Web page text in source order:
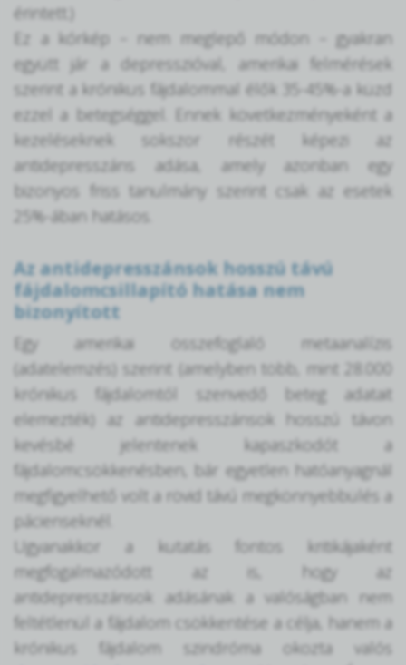
érintett.)
Ez a kórkép – nem meglepő módon – gyakran
együtt jár a depresszióval, amerikai felmérések
szerint a krónikus fájdalommal élők 35-45%-a küzd
ezzel a betegséggel. Ennek következményeként a
kezeléseknek sokszor részét képezi az
antidepresszáns adása, amely azonban egy
bizonyos friss tanulmány szerint csak az esetek
25%-ában hatásos.
Az antidepresszánsok hosszú távú
fájdalomcsillapító hatása nem
bizonyított
Egy amerikai összefoglaló metaanalízis
(adatelemzés) szerint (amelyben több, mint 28.000
krónikus fájdalomtól szenvedő beteg adatait
elemezték) az antidepresszánsok hosszú távon
kevésbé jelentenek kapaszkodót a
fájdalomcsökkenésben, bár egyetlen hatóanyagnál
megfigyelhető volt a rövid távú megkönnyebbülés a
pácienseknél.
Ugyanakkor a kutatás fontos kritikájaként
megfogalmazódott az is, hogy az
antidepresszánsok adásának a valóságban nem
feltétlenül a fájdalom csökkentése a célja, hanem a
krónikus fájdalom szindróma okozta valós